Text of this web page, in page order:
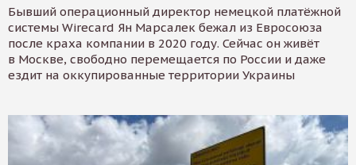
Бывший операционный директор немецкой платёжной
системы Wirecard Ян Марсалек бежал из Евросоюза
после краха компании в 2020 году. Сейчас он живёт
в Москве, свободно перемещается по России и даже
ездит на оккупированные территории Украины